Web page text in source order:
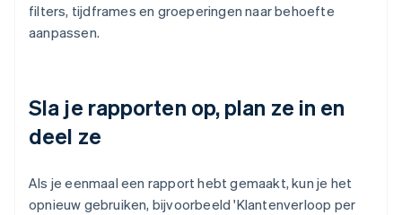
filters, tijdframes en groeperingen naar behoefte
aanpassen.
Sla je rapporten op, plan ze in en
deel ze
Als je eenmaal een rapport hebt gemaakt, kun je het
opnieuw gebruiken, bijvoorbeeld 'Klantenverloop per